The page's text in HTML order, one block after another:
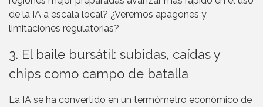
de la IA a escala local? ¿Veremos apagones y
limitaciones regulatorias?
3. El baile bursátil: subidas, caídas y
chips como campo de batalla
La IA se ha convertido en un termómetro económico de